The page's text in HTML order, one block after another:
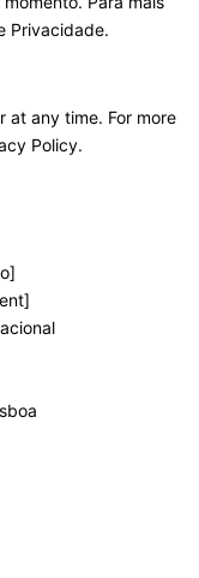
Privacidade.
at any time. For more
Policy.